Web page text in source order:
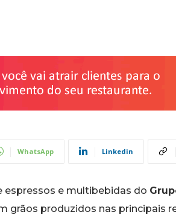
WhatsApp Linkedin
espressos e multibebidas do
grãos produzidos nas principais